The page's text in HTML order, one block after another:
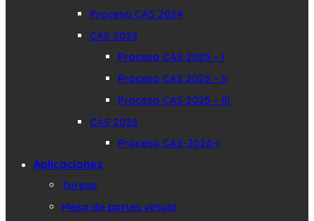
Proceso CAS 2024
CAS 2025
Proceso CAS 2025 – I
Proceso CAS 2025 – II
Proceso CAS 2025 – III
CAS 2026
Proceso CAS-2026-I
Aplicaciones
Tareos
Mesa de partes virtual